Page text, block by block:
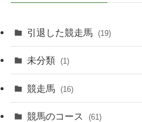
引退した競走馬 (19)
未分類 (1)
競走馬 (16)
競馬のコース (61)